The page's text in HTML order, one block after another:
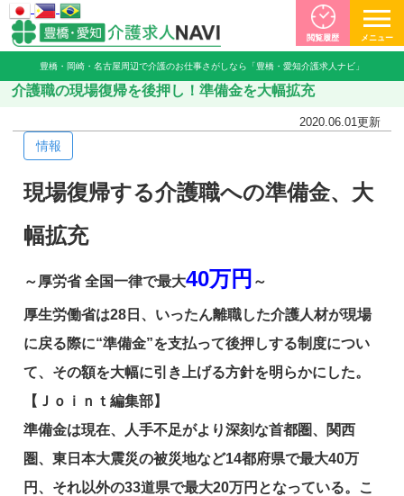
豊橋・岡崎・名古屋周辺で介護のお仕事さがしなら「豊橋・愛知介護求人ナビ」
閲覧履歴 メニュー
介護職の現場復帰を後押し！準備金を大幅拡充
2020.06.01更新
情報
現場復帰する介護職への準備金、大
幅拡充
～厚労省 全国一律で最大40万円 ～
厚生労働省は28日、いったん離職した介護人材が現場
に戻る際に“準備金”を支払って後押しする制度につい
て、その額を大幅に引き上げる方針を明らかにした。
【Ｊｏｉｎｔ編集部】
準備金は現在、人手不足がより深刻な首都圏、関西
圏、東日本大震災の被災地など14都府県で最大40万
円、それ以外の33道県で最大20万円となっている。こ